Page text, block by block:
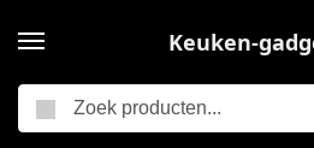
Keuken-
Trechter – 3 Stuks – Trechters – Keuken Trechtersr – Keukengereedschap – Met Lange Handvat – Keuken Accessoires – Roestvrij Staal –